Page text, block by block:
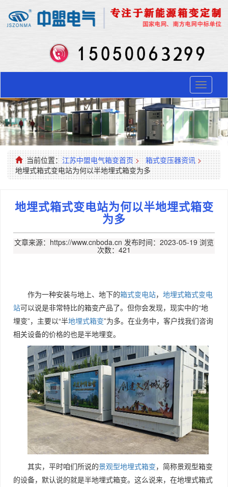
Toggle
当前位置：江苏中盟电气箱变首页 > 箱式变压器资讯 >
地埋式箱式变电站为何以半地埋式箱变为多
地埋式箱式变电站为何以半地埋式箱变
为多
文章来源：https://www.cnboda.cn 发布时间：2023-05-19 浏览
次数：421
作为一种安装与地上、地下的箱式变电站， 地埋式箱式变电
站可以说是非常特比的箱变产品了。但你会发现，现实中的“地
埋变”，主要以“半地埋式箱变”为多。在业务中，客户找我们咨询
相关设备的价格的也是半地埋变。
其实，平时咱们所说的景观型地埋式箱变，简称景观型箱变
的设备，默认说的就是半地埋式箱变。这么说来，在地埋式箱式